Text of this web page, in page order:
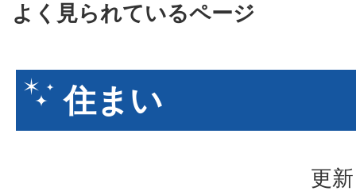
よく見られているページ
住まい
更